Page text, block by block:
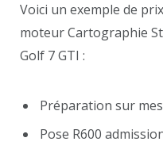
Voici un exemple de
moteur Cartographie
Golf 7 GTI :
Préparation sur
Pose R600